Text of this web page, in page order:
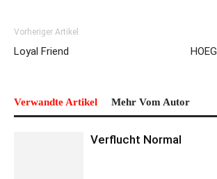
Vorheriger Artikel
Loyal Friend
Verwandte Artikel Mehr Vom Autor
Verflucht Normal